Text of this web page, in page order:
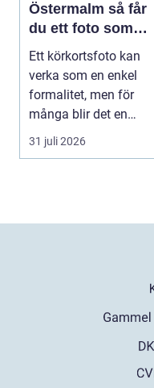
Östermalm så får
du ett foto som
alltid blir godkänt
Ett körkortsfoto kan
verka som en enkel
formalitet, men för
många blir det en
oväntad källa till str...
31 juli 2026